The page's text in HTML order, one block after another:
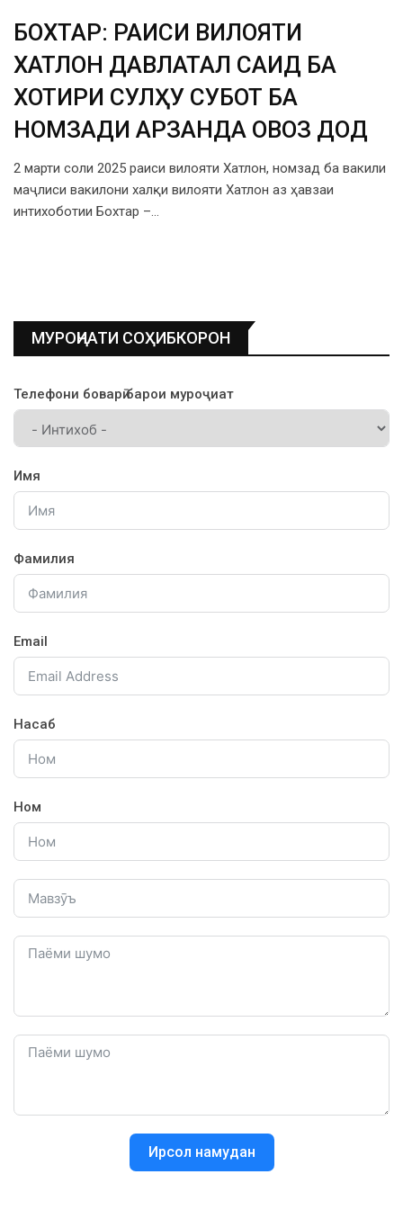
БОХТАР: РАИСИ ВИЛОЯТИ
ХАТЛОН ДАВЛАТАЛӢ САИД БА
ХОТИРИ СУЛҲУ СУБОТ БА
НОМЗАДИ АРЗАНДА ОВОЗ ДОД
2 марти соли 2025 раиси вилояти Хатлон, номзад ба вакили
маҷлиси вакилони халқи вилояти Хатлон аз ҳавзаи
интихоботии Бохтар –…
МУРОҶИАТИ СОҲИБКОРОН
Телефони боварӣ барои муроҷиат
Имя
Фамилия
Email
Насаб
Ном
Ирсол намудан